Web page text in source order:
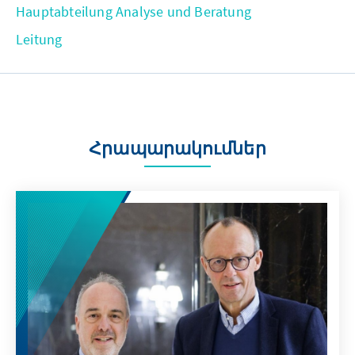
Hauptabteilung Analyse und Beratung
Leitung
Հրապարակումներ